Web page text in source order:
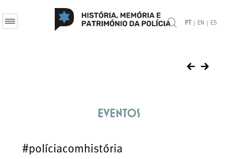
PT | EN | ES
eventos
#políciacomhistória